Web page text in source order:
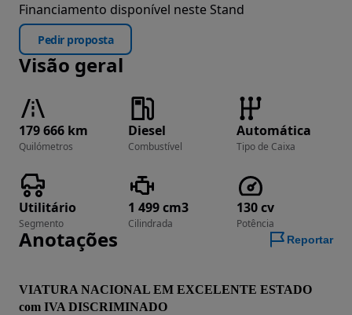
Financiamento disponível neste Stand
Pedir proposta
Visão geral
179 666 km
Quilómetros
Diesel
Combustível
Automática
Tipo de Caixa
Utilitário
Segmento
1 499 cm3
Cilindrada
130 cv
Potência
Anotações Reportar
VIATURA NACIONAL EM EXCELENTE ESTADO
com IVA DISCRIMINADO